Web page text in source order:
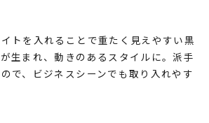
トを入れることで重たく見えやすい黒
生まれ、動きのあるスタイルに。派手
で、ビジネスシーンでも取り入れやす